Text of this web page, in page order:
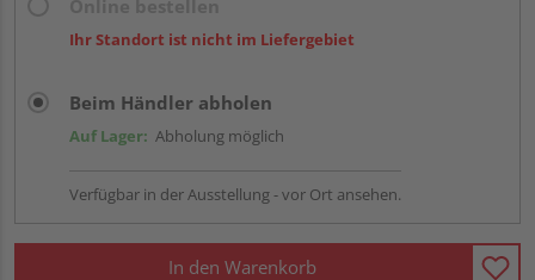
Ihr Standort ist nicht im Liefergebiet
Beim Händler abholen
Auf Lager: Abholung möglich
Verfügbar in der Ausstellung - vor Ort ansehen.
In den Warenkorb